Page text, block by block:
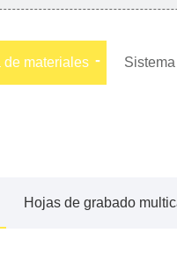
de materiales
Hojas de grabado